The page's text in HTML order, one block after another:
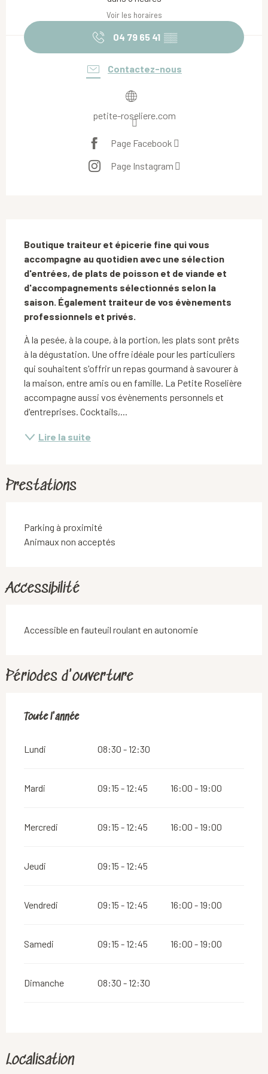
Voir les horaires
04 79 65 41 ▒▒
Contactez-nous
petite-roseliere.com
Page Facebook
Page Instagram
Boutique traiteur et épicerie fine qui vous
accompagne au quotidien avec une sélection
d'entrées, de plats de poisson et de viande et
d'accompagnements sélectionnés selon la
saison. Également traiteur de vos évènements
professionnels et privés.
À la pesée, à la coupe, à la portion, les plats sont prêts
à la dégustation. Une offre idéale pour les particuliers
qui souhaitent s'offrir un repas gourmand à savourer à
la maison, entre amis ou en famille. La Petite Roselière
accompagne aussi vos évènements personnels et
d'entreprises. Cocktails,...
Lire la suite
Prestations
Parking à proximité
Animaux non acceptés
Accessibilité
Accessible en fauteuil roulant en autonomie
Périodes d'ouverture
Toute l'année
Toute l'année
Lundi 08:30 - 12:30
Mardi 09:15 - 12:45 16:00 - 19:00
Mercredi 09:15 - 12:45 16:00 - 19:00
Jeudi 09:15 - 12:45
Vendredi 09:15 - 12:45 16:00 - 19:00
Samedi 09:15 - 12:45 16:00 - 19:00
Dimanche 08:30 - 12:30
Localisation